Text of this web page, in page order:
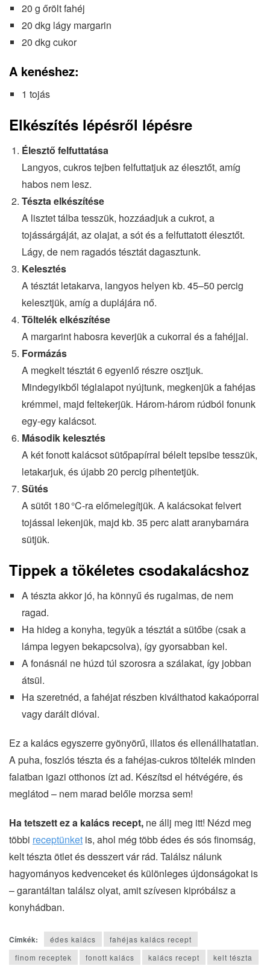
20 g őrölt fahéj
20 dkg lágy margarin
20 dkg cukor
A kenéshez:
1 tojás
Elkészítés lépésről lépésre
Élesztő felfuttatása
Langyos, cukros tejben felfuttatjuk az élesztőt, amíg
habos nem lesz.
Tészta elkészítése
A lisztet tálba tesszük, hozzáadjuk a cukrot, a
tojássárgáját, az olajat, a sót és a felfuttatott élesztőt.
Lágy, de nem ragadós tésztát dagasztunk.
Kelesztés
A tésztát letakarva, langyos helyen kb. 45–50 percig
kelesztjük, amíg a duplájára nő.
Töltelék elkészítése
A margarint habosra keverjük a cukorral és a fahéjjal.
Formázás
A megkelt tésztát 6 egyenlő részre osztjuk.
Mindegyikből téglalapot nyújtunk, megkenjük a fahéjas
krémmel, majd feltekerjük. Három-három rúdból fonunk
egy-egy kalácsot.
Második kelesztés
A két fonott kalácsot sütőpapírral bélelt tepsibe tesszük,
letakarjuk, és újabb 20 percig pihentetjük.
Sütés
A sütőt 180 °C-ra előmelegítjük. A kalácsokat felvert
tojással lekenjük, majd kb. 35 perc alatt aranybarnára
sütjük.
Tippek a tökéletes csodakalácshoz
A tészta akkor jó, ha könnyű és rugalmas, de nem
ragad.
Ha hideg a konyha, tegyük a tésztát a sütőbe (csak a
lámpa legyen bekapcsolva), így gyorsabban kel.
A fonásnál ne húzd túl szorosra a szálakat, így jobban
átsül.
Ha szeretnéd, a fahéjat részben kiválthatod kakaóporral
vagy darált dióval.
Ez a kalács egyszerre gyönyörű, illatos és ellenállhatatlan.
A puha, foszlós tészta és a fahéjas-cukros töltelék minden
falatban igazi otthonos ízt ad. Készítsd el hétvégére, és
meglátod – nem marad belőle morzsa sem!
Ha tetszett ez a kalács recept, ne állj meg itt! Nézd meg
többi receptünket is, ahol még több édes és sós finomság,
kelt tészta ötlet és desszert vár rád. Találsz nálunk
hagyományos kedvenceket és különleges újdonságokat is
– garantáltan találsz olyat, amit szívesen kipróbálsz a
konyhádban.
Címkék: édes kalács
fahéjas kalács recept
finom receptek
fonott kalács kalács recept kelt tészta